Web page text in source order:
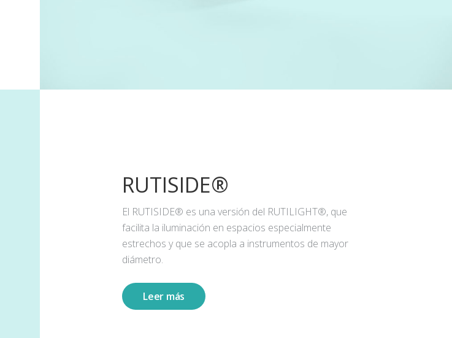
RUTISIDE®
El RUTISIDE® es una versión del RUTILIGHT®, que
facilita la iluminación en espacios especialmente
estrechos y que se acopla a instrumentos de mayor
diámetro.
Leer más